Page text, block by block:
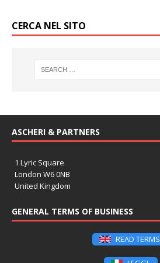
CERCA NEL SITO
ASCHERI & PARTNERS
1 Lyric Square
London W6 0NB
United Kingdom
GENERAL TERMS OF BUSINESS
READ TERMS